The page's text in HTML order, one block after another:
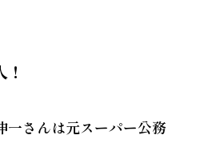
一さんは元スーパー公務